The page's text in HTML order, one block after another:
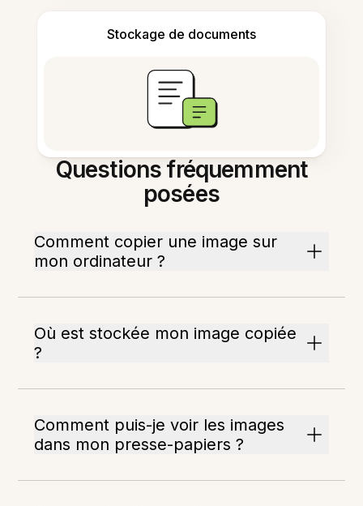
Stockage de documents
Questions fréquemment
posées
Comment copier une image sur
mon ordinateur ?
Où est stockée mon image copiée
?
Comment puis-je voir les images
dans mon presse-papiers ?